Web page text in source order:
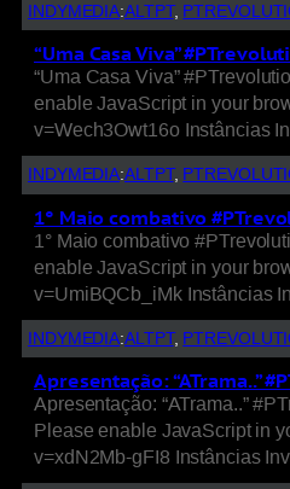
INDYMEDIA:ALTPT,
“Uma Casa Viva”
“Uma Casa Viva”
enable JavaScript in your
v=Wech3Owt16o Instâncias
INDYMEDIA:ALTPT,
1° Maio combativo
1° Maio combativo
enable JavaScript in your
v=UmiBQCb_iMk Instâncias
INDYMEDIA:ALTPT,
Apresentação: “ATrama..”
Apresentação: “ATrama..”
Please enable JavaScript in
v=xdN2Mb-gFI8 Instâncias